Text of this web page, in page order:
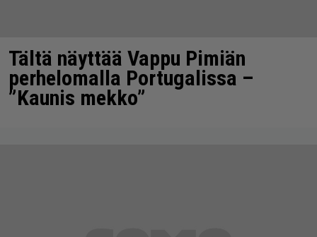
Tältä näyttää Vappu Pimiän
perhelomalla Portugalissa –
”Kaunis mekko”